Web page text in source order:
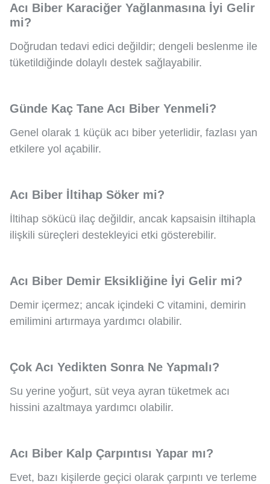
Acı Biber Karaciğer Yağlanmasına İyi Gelir
mi?
Doğrudan tedavi edici değildir; dengeli beslenme ile
tüketildiğinde dolaylı destek sağlayabilir.
Günde Kaç Tane Acı Biber Yenmeli?
Genel olarak 1 küçük acı biber yeterlidir, fazlası yan
etkilere yol açabilir.
Acı Biber İltihap Söker mi?
İltihap sökücü ilaç değildir, ancak kapsaisin iltihapla
ilişkili süreçleri destekleyici etki gösterebilir.
Acı Biber Demir Eksikliğine İyi Gelir mi?
Demir içermez; ancak içindeki C vitamini, demirin
emilimini artırmaya yardımcı olabilir.
Çok Acı Yedikten Sonra Ne Yapmalı?
Su yerine yoğurt, süt veya ayran tüketmek acı
hissini azaltmaya yardımcı olabilir.
Acı Biber Kalp Çarpıntısı Yapar mı?
Evet, bazı kişilerde geçici olarak çarpıntı ve terleme